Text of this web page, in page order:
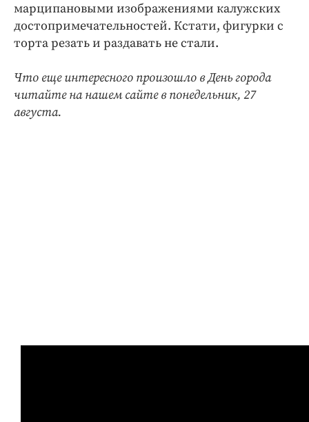
Бренд года
Работодатель года
марципановыми изображениями калужских
достопримечательностей. Кстати, фигурки с
торта резать и раздавать не стали.
Что еще интересного произошло в День города
читайте на нашем сайте в понедельник, 27
августа.